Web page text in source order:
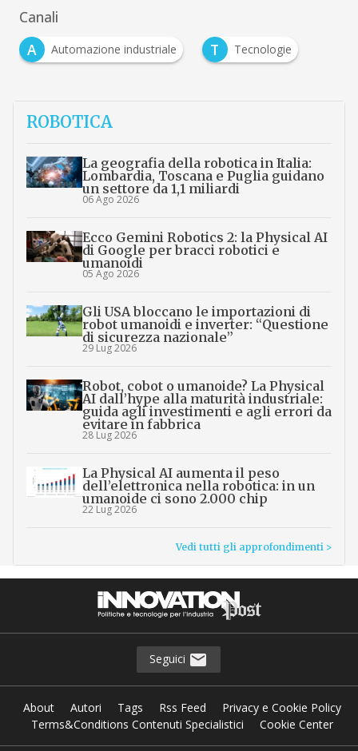
Canali
A
Automazione industriale T Tecnologie
ROBOTICA
La geografia della robotica in Italia:
Lombardia, Toscana e Puglia guidano
un settore da 1,1 miliardi
06 Ago 2026
Ecco Gemini Robotics 2: la Physical AI
di Google per bracci robotici e
umanoidi
05 Ago 2026
Gli USA bloccano le importazioni di
robot umanoidi e inverter: “Questione
di sicurezza nazionale”
29 Lug 2026
Robot, cobot o umanoide? La Physical
AI dall’hype alla maturità industriale:
guida agli investimenti e agli errori da
evitare in fabbrica
28 Lug 2026
La Physical AI aumenta il peso
dell’elettronica nella robotica: in un
umanoide ci sono 2.000 chip
22 Lug 2026
Vedi tutti gli approfondimenti >
Seguici
About Autori Tags Rss Feed
Privacy e Cookie Policy
Terms&Conditions Contenuti Specialistici
Cookie Center